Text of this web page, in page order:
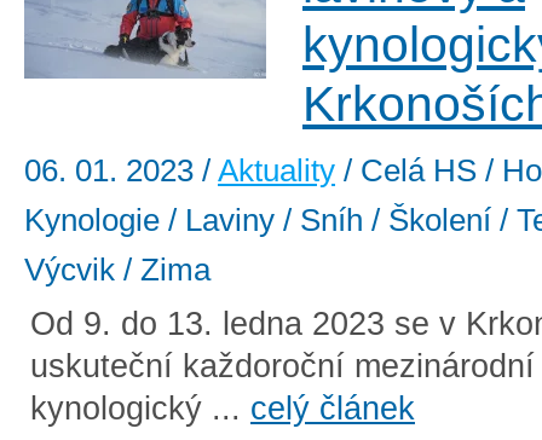
06. 01. 2023 / Aktuality / Celá HS /
Kynologie / Laviny / Sníh / Školení /
Výcvik / Zima
Od 9. do 13. ledna 2023 se v
uskuteční každoroční
kynologický ... celý článek